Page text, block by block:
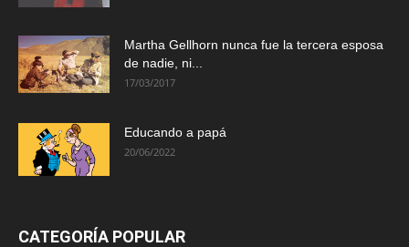
Martha Gellhorn nunca fue la tercera esposa
de nadie, ni...
17/03/2017
Educando a papá
20/06/2022
CATEGORÍA POPULAR